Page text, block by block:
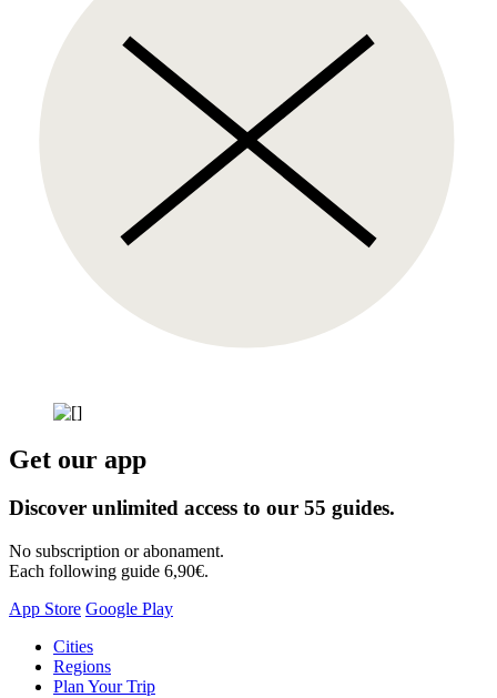
Get our app
Discover unlimited access to our 55 guides.
No subscription or abonament.
Each following guide 6,90€.
App Store Google Play
Skip
content
Cities
Regions
Plan Your Trip